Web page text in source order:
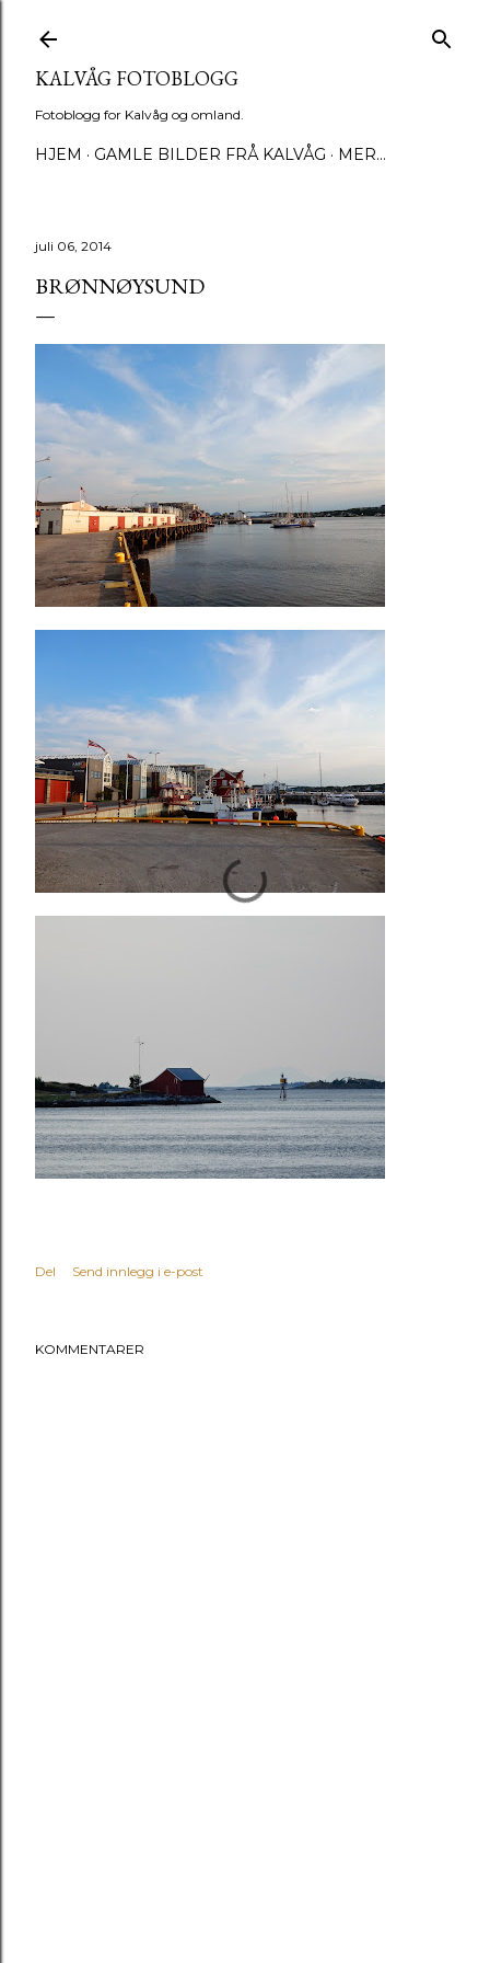
KALVÅG FOTOBLOGG
Fotoblogg for Kalvåg og omland.
HJEM GAMLE BILDER FRÅ KALVÅG MER…
juli 06, 2014
BRØNNØYSUND
Del Send innlegg i e-post
KOMMENTARER